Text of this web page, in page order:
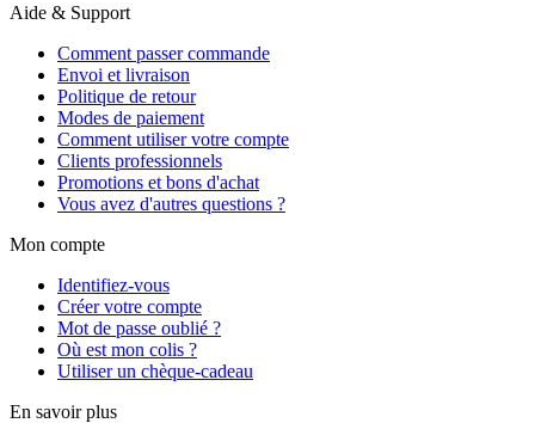
Aide & Support
Comment passer commande
Envoi et livraison
Politique de retour
Modes de paiement
Comment utiliser votre compte
Clients professionnels
Promotions et bons d'achat
Vous avez d'autres questions ?
Mon compte
Identifiez-vous
Créer votre compte
Mot de passe oublié ?
Où est mon colis ?
Utiliser un chèque-cadeau
En savoir plus